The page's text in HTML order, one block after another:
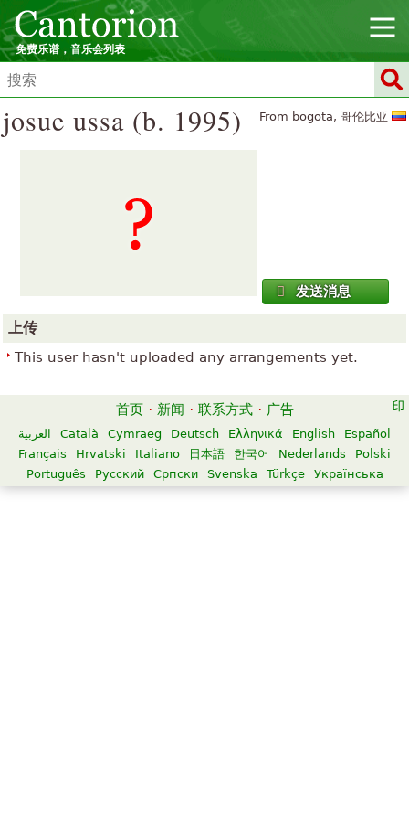
免费乐谱，音乐会列表
From bogota, 哥伦比亚
josue ussa (b. 1995)
发送消息
上传
This user hasn't uploaded any arrangements yet.
首页 · 新闻 · 联系方式 · 广告
العربية Català Cymraeg Deutsch Ελληνικά English
Español
Français
Hrvatski Italiano 日本語 한국어 Nederlands
Polski
Português
Русский Српски Svenska Türkçe Українська